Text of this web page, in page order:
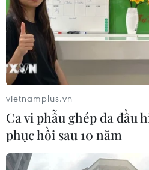
#Quốc phòng #Tập trận chung
#Eo biển Malacca
Indonesia
vietnamplus.vn
Ca vi phẫu ghép da đầu
phục hồi sau 10 năm